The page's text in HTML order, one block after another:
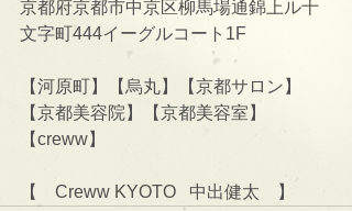
京都府京都市中京区柳馬場通錦上ル十
文字町444イーグルコート1F
【河原町】【烏丸】【京都サロン】
【京都美容院】【京都美容室】
【creww】
【　Creww KYOTO   中出健太　】